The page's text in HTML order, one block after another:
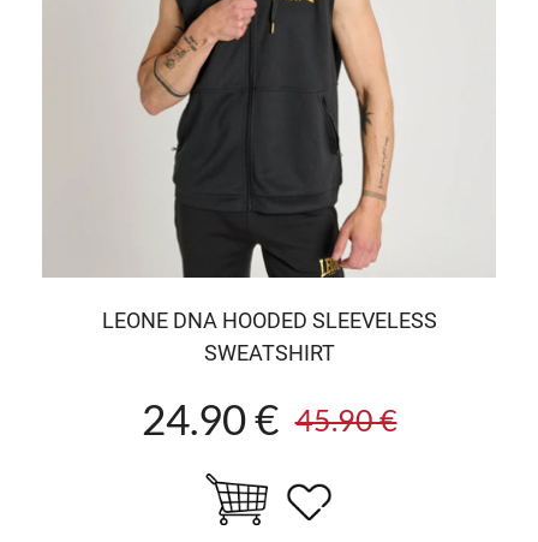
LEONE DNA HOODED SLEEVELESS
SWEATSHIRT
24.90 € 45.90 €